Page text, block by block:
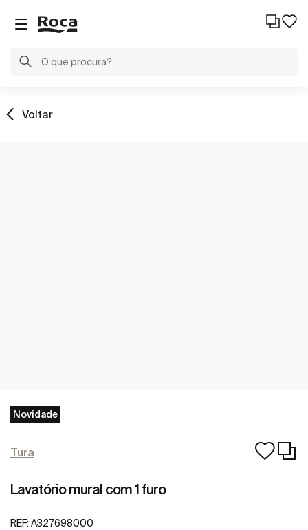
Voltar
Novidade
Tura
Lavatório mural com 1 furo
REF: A327698000